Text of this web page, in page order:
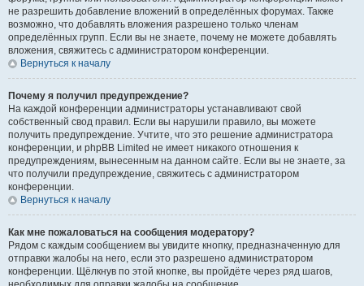
не разрешить добавление вложений в определённых форумах. Также
возможно, что добавлять вложения разрешено только членам
определённых групп. Если вы не знаете, почему не можете добавлять
вложения, свяжитесь с администратором конференции.
Вернуться к началу
Почему я получил предупреждение?
На каждой конференции администраторы устанавливают свой
собственный свод правил. Если вы нарушили правило, вы можете
получить предупреждение. Учтите, что это решение администратора
конференции, и phpBB Limited не имеет никакого отношения к
предупреждениям, вынесенным на данном сайте. Если вы не знаете, за
что получили предупреждение, свяжитесь с администратором
конференции.
Вернуться к началу
Как мне пожаловаться на сообщения модератору?
Рядом с каждым сообщением вы увидите кнопку, предназначенную для
отправки жалобы на него, если это разрешено администратором
конференции. Щёлкнув по этой кнопке, вы пройдёте через ряд шагов,